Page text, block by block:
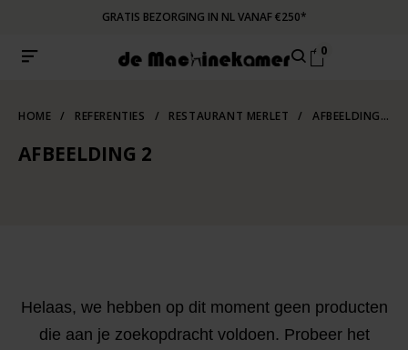
GRATIS BEZORGING IN NL VANAF €250*
0
HOME / REFERENTIES / RESTAURANT MERLET / AFBEELDING 2
AFBEELDING 2
Helaas, we hebben op dit moment geen producten
die aan je zoekopdracht voldoen. Probeer het